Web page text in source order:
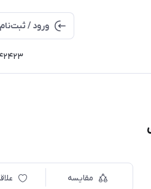
ورود / ثبت‌نام
مقایسه